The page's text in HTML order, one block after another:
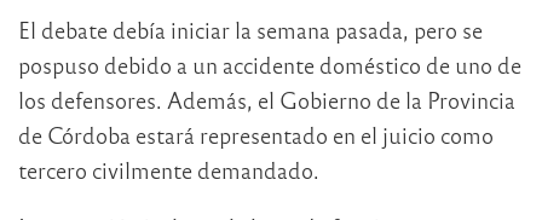
El debate debía iniciar la semana pasada, pero se
pospuso debido a un accidente doméstico de uno de
los defensores. Además, el Gobierno de la Provincia
de Córdoba estará representado en el juicio como
tercero civilmente demandado.